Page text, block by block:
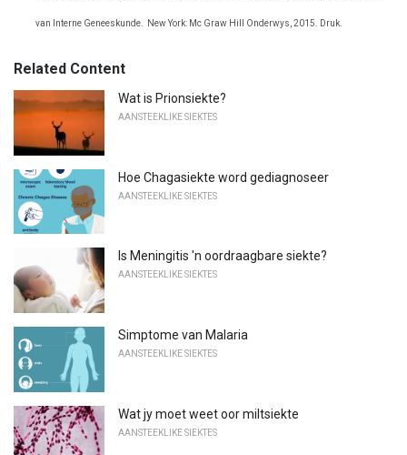
van Interne Geneeskunde. New York: Mc Graw Hill Onderwys, 2015. Druk.
Related Content
Wat is Prionsiekte?
AANSTEEKLIKE SIEKTES
Hoe Chagasiekte word gediagnoseer
AANSTEEKLIKE SIEKTES
Is Meningitis 'n oordraagbare siekte?
AANSTEEKLIKE SIEKTES
Simptome van Malaria
AANSTEEKLIKE SIEKTES
Wat jy moet weet oor miltsiekte
AANSTEEKLIKE SIEKTES